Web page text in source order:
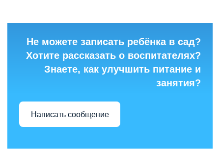
Не можете записать ребёнка в сад?
Хотите рассказать о воспитателях?
Знаете, как улучшить питание и
занятия?
Написать сообщение